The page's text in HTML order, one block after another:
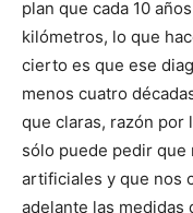
plan que cada 10
kilómetros, lo que
cierto es que ese
menos cuatro
que claras, razón por
sólo puede pedir que
artificiales y que nos
adelante las medidas